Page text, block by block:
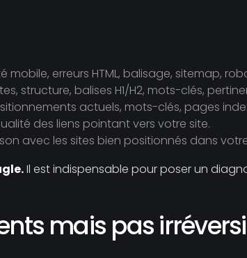
mobile, erreurs HTML, balisage, sitemap,
structure, balises H1/H2, mots-clés,
actuels, mots-clés, pages
des liens pointant vers votre site.
avec les sites bien positionnés dans
Il est indispensable pour poser un
mais pas